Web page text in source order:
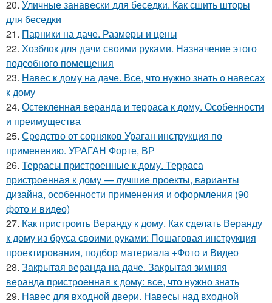
20. Уличные занавески для беседки. Как сшить шторы
для беседки
21. Парники на даче. Размеры и цены
22. Хозблок для дачи своими руками. Назначение этого
подсобного помещения
23. Навес к дому на даче. Все, что нужно знать о навесах
к дому
24. Остекленная веранда и терраса к дому. Особенности
и преимущества
25. Средство от сорняков Ураган инструкция по
применению. УРАГАН Форте, ВР
26. Террасы пристроенные к дому. Терраса
пристроенная к дому — лучшие проекты, варианты
дизайна, особенности применения и оформления (90
фото и видео)
27. Как пристроить Веранду к дому. Как сделать Веранду
к дому из бруса своими руками: Пошаговая инструкция
проектирования, подбор материала +Фото и Видео
28. Закрытая веранда на даче. Закрытая зимняя
веранда пристроенная к дому: все, что нужно знать
29. Навес для входной двери. Навесы над входной